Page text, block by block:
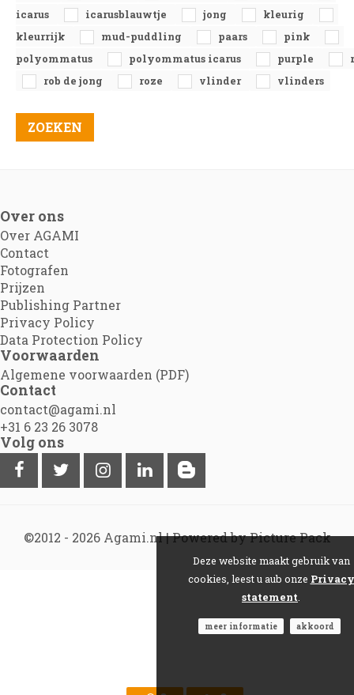
icarus
icarusblauwtje jong
kleurig
kleurrijk
mud-puddling paars
pink
polyommatus
polyommatus icarus purple
rob de jong
roze vlinder vlinders
Over ons
Over AGAMI
Contact
Fotografen
Prijzen
Publishing Partner
Privacy Policy
Data Protection Policy
Voorwaarden
Algemene voorwaarden (PDF)
Contact
contact@agami.nl
+31 6 23 26 3078
Volg ons
©2012 - 2026 Agami.nl|Powered by Picture Pack
Deze website maakt gebruik van
cookies, leest u aub onze Privacy
statement
meer informatie akkoord